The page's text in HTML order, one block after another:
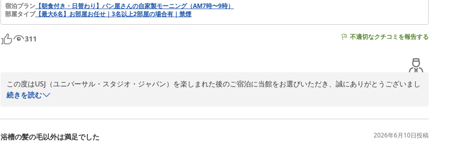
ホテルスタッフ一同
ＳＡＫＵＲＡ ＧＡＲＤＥＮ ＨＯＴＥＬ（桜ガーデンホテル）
2026-07-24
宿泊プラン 【朝食付き・日替わり】パン屋さんの自家製モーニング（AM7時〜9時）
部屋タイプ【最大6名】お部屋お任せ｜3名以上2部屋の場合有｜禁煙
311 不適切なクチコミを報告する
この度はUSJ（ユニバーサル・スタジオ・ジャパン）を楽しまれた後のご宿泊に当館をお選びいただき、誠にありがとうございまし
た。また、料金面でお得感を感じていただけたとのこと、大変嬉しく存じます。
朝食バイキングにつきまして、貴重なご意見をいただきありがとうございます。
す。そのため、ご飯（白米）の用意がなく、品数も少なめだった点につきまして、ご期待に沿えず申し訳ございませんでした。
続きを読む
浴槽の髪の毛以外は満足でした 2026年6月10日投稿